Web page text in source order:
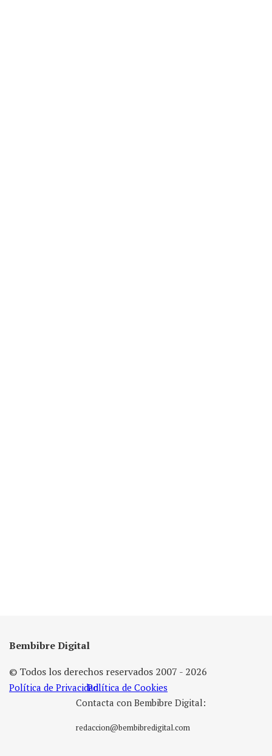
Bembibre Digital
© Todos los derechos reservados 2007 - 2026
Política de PrivacidadPolítica de Cookies
Contacta con Bembibre Digital:
redaccion@bembibredigital.com